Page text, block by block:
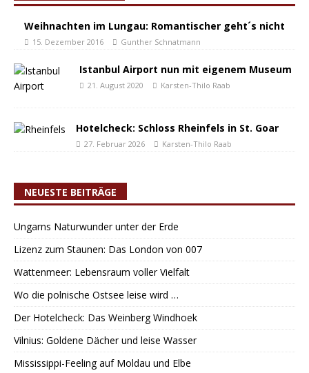
Weihnachten im Lungau: Romantischer geht´s nicht
15. Dezember 2016 Gunther Schnatmann
Istanbul Airport nun mit eigenem Museum
21. August 2020 Karsten-Thilo Raab
Hotelcheck: Schloss Rheinfels in St. Goar
27. Februar 2026 Karsten-Thilo Raab
NEUESTE BEITRÄGE
Ungarns Naturwunder unter der Erde
Lizenz zum Staunen: Das London von 007
Wattenmeer: Lebensraum voller Vielfalt
Wo die polnische Ostsee leise wird …
Der Hotelcheck: Das Weinberg Windhoek
Vilnius: Goldene Dächer und leise Wasser
Mississippi-Feeling auf Moldau und Elbe